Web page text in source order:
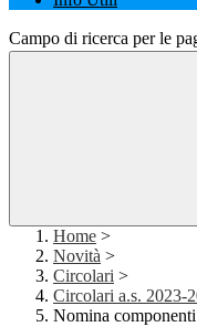
Campo di ricerca per le
Home >
Novità >
Circolari >
Circolari a.s. 2023-
Nomina